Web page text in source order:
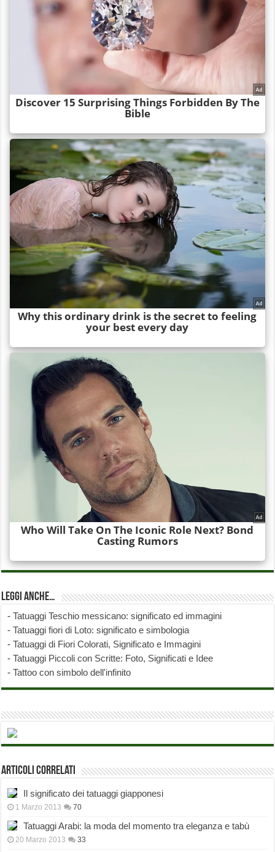
Leggi anche…
-Tatuaggi Teschio messicano: significato ed immagini
-Tatuaggi fiori di Loto: significato e simbologia
-Tatuaggi di Fiori Colorati, Significato e Immagini
-Tatuaggi Piccoli con Scritte: Foto, Significati e Idee
-Tattoo con simbolo dell'infinito
Articoli correlati
Il significato dei tatuaggi giapponesi
1 Marzo 2013 70
Tatuaggi Arabi: la moda del momento tra eleganza e tabù
20 Marzo 2013 33